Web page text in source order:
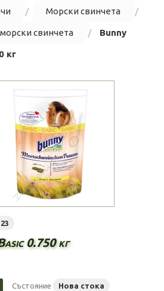
Морски свинчета
свинчета Bunny
кг
0.750 кг
Състояние Нова стока